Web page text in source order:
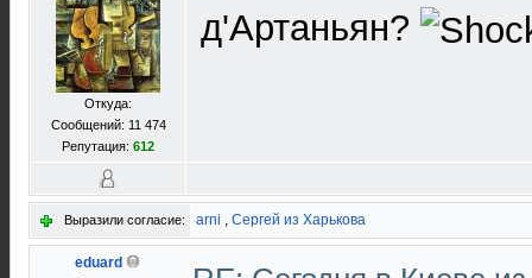
Откуда:
Сообщений: 11 474
Репутация: 612
д'Артаньян?
Выразили согласие: arni , Сергей из Харькова
eduard